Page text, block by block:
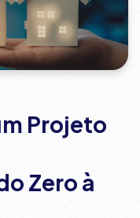
Projeto
Zero à